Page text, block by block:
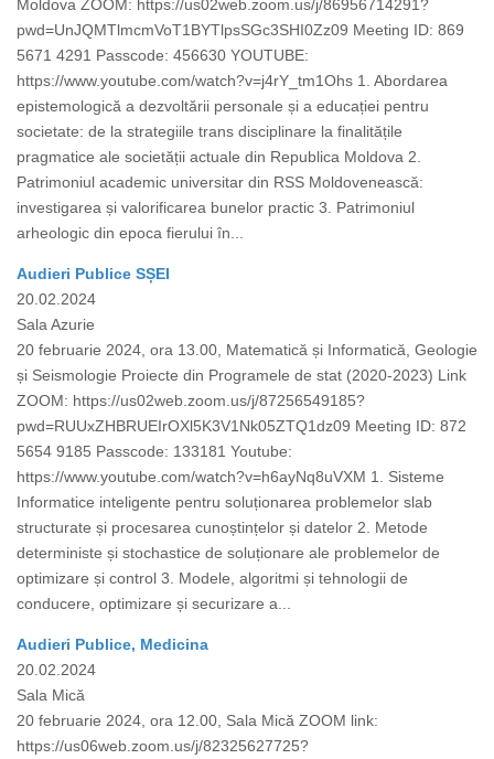
Moldova ZOOM: https://us02web.zoom.us/j/86956714291?
pwd=UnJQMTlmcmVoT1BYTlpsSGc3SHI0Zz09 Meeting ID: 869
5671 4291 Passcode: 456630 YOUTUBE:
https://www.youtube.com/watch?v=j4rY_tm1Ohs 1. Abordarea
epistemologică a dezvoltării personale și a educației pentru
societate: de la strategiile trans disciplinare la finalitățile
pragmatice ale societății actuale din Republica Moldova 2.
Patrimoniul academic universitar din RSS Moldovenească:
investigarea și valorificarea bunelor practic 3. Patrimoniul
arheologic din epoca fierului în...
Audieri Publice SȘEI
20.02.2024
Sala Azurie
20 februarie 2024, ora 13.00, Matematică și Informatică, Geologie
și Seismologie Proiecte din Programele de stat (2020-2023) Link
ZOOM: https://us02web.zoom.us/j/87256549185?
pwd=RUUxZHBRUEIrOXl5K3V1Nk05ZTQ1dz09 Meeting ID: 872
5654 9185 Passcode: 133181 Youtube:
https://www.youtube.com/watch?v=h6ayNq8uVXM 1. Sisteme
Informatice inteligente pentru soluționarea problemelor slab
structurate și procesarea cunoștințelor și datelor 2. Metode
deterministe și stochastice de soluționare ale problemelor de
optimizare și control 3. Modele, algoritmi și tehnologii de
conducere, optimizare și securizare a...
Audieri Publice, Medicina
20.02.2024
Sala Mică
20 februarie 2024, ora 12.00, Sala Mică ZOOM link:
https://us06web.zoom.us/j/82325627725?